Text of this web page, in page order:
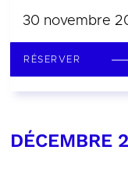
30 novembre
RÉSERVER
DÉCEMBRE